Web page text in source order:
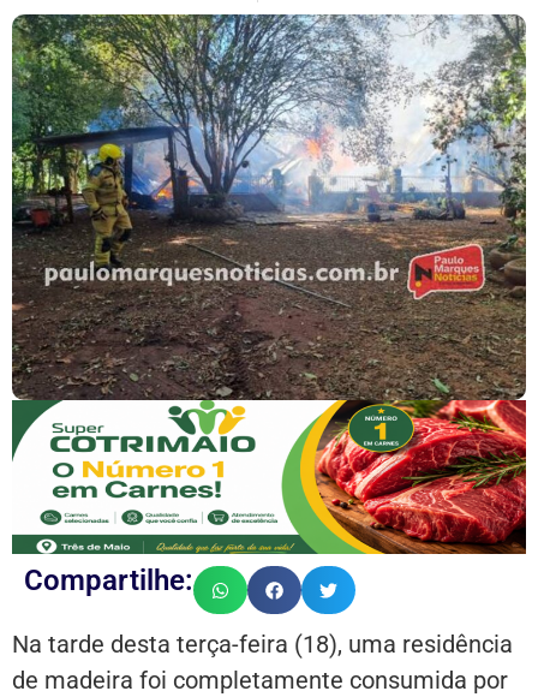
Compartilhe:
Na tarde desta terça-feira (18), uma residência
de madeira foi completamente consumida por